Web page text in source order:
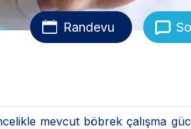
Randevu
mevcut böbrek çalışma